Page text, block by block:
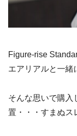
Figure-rise
エアリアルと一緒
そんな思いで購入
置・・・すまぬス